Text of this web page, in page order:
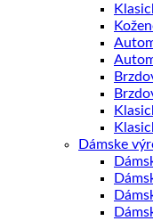
Dámske